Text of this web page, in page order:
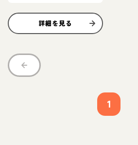
詳細を見る
1